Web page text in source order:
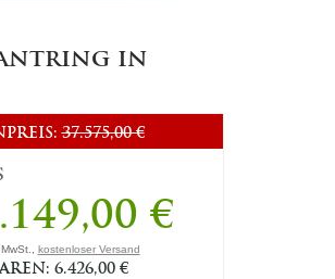
in
37.575,00 €
€
kostenloser Versand
6.426,00 €